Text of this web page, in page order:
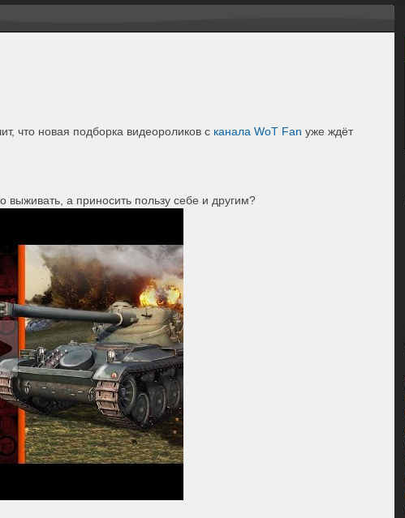
что новая подборка видеороликов с канала WoT Fan уже ждёт
выживать, а приносить пользу себе и другим?